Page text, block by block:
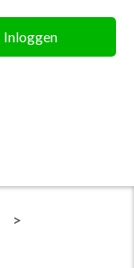
Inloggen
>